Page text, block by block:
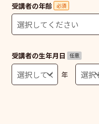
受講者の年齢 必須
受講者の生年月日 任意
年